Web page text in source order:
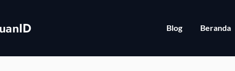
Blog Beranda